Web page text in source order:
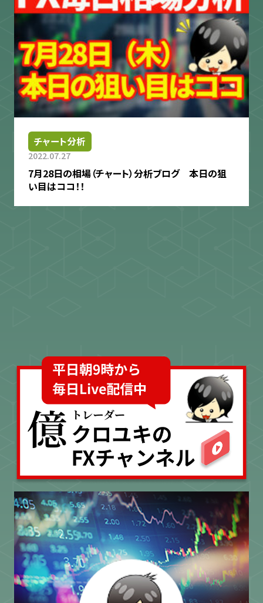
チャート分析
2022.07.27
7月28日の相場（チャート）分析ブログ 本日の狙
い目はココ！！